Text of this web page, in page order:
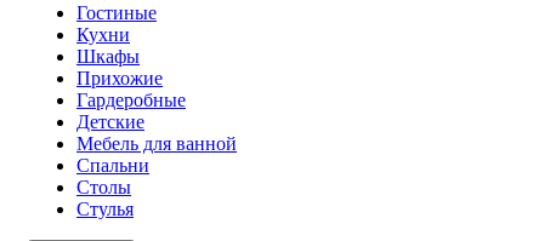
Гостиные
Кухни
Шкафы
Прихожие
Гардеробные
Детские
Мебель для ванной
Спальни
Столы
Стулья